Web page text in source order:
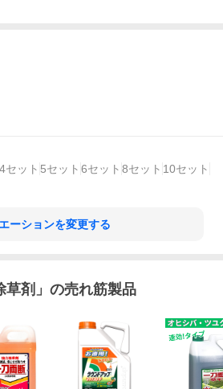
4セット 5セット 6セット 8セット 10セット
ーションを変更する
草剤 」の売れ筋製品